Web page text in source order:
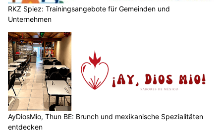
RKZ Spiez: Trainingsangebote für Gemeinden und
Unternehmen
AyDiosMio, Thun BE: Brunch und mexikanische Spezialitäten
entdecken